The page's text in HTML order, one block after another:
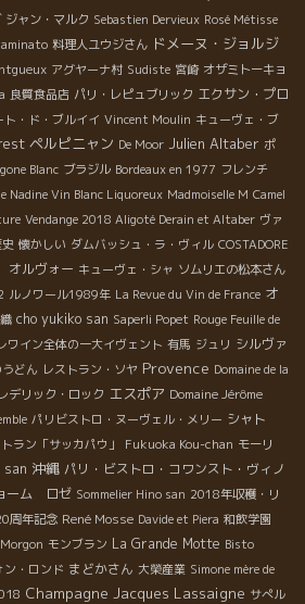
ジャン・マルク Sebastien Dervieux Rosé Métisse
料理人ユウジさん ドメーヌ・ジョルジ
アグヤーナ村 Sudiste 宮崎 オザミトーキョ
良質食品店 パリ・レピュブリック エクサン・プロ
ト・ド・ブルイイ Vincent Moulin キューヴェ・ブ
ペルピニャン De Moor Julien Altaber ポ
Blanc ブラジル Bordeaux en 1977 フレンチ
Nadine Vin Blanc Liquoreux Madmoiselle M Camel
Vendange 2018 Aligoté Derain et Altaber ヴァ
懐かしい ダムバッシュ・ラ・ヴィル COSTADORE
ルヴォー キューヴェ・シャ ソムリエの松本さん
ルノワール1989年 La Revue du Vin de France オ
cho yukiko san Saperli Popet Rouge Feuille de
ワイン全体の一大イヴェント 有馬 ジュリ シルヴァ
どん レストラン・ソヤ Provence Domaine de la
デリック・ロック エスポア Domaine Jérôme
パリビストロ・ヌーヴェル・メリー シャト
ラン「サッカパウ」 Fukuoka Kou-chan モーリ
san 沖縄 パリ・ビストロ・コワンスト・ヴィノ
ーム ロゼ Sommelier Hino san 2018年収穫・リ
周年記念 René Mosse Davide et Piera 和飲学園
モンブラン La Grande Motte Bisto
ン・ロンド まどかさん 大榮産業 Simone mère de
Champagne Jacques Lassaigne サぺル